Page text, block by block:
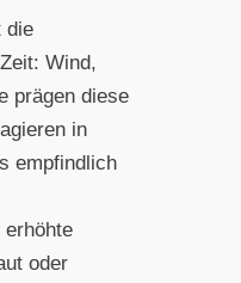
die
Wind,
prägen diese
in
empfindlich
erhöhte
oder